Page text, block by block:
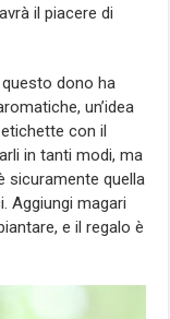
il piacere di
dono ha
un’idea
con il
in tanti modi, ma
sicuramente quella
Aggiungi magari
e il regalo è